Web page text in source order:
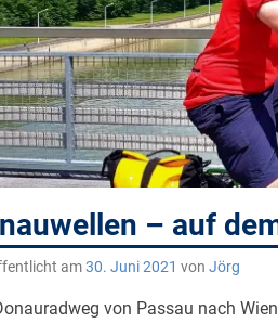
– auf
am30. Juni 2021 von Jörg
von Passau nach